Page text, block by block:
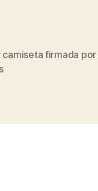
camiseta firmada por